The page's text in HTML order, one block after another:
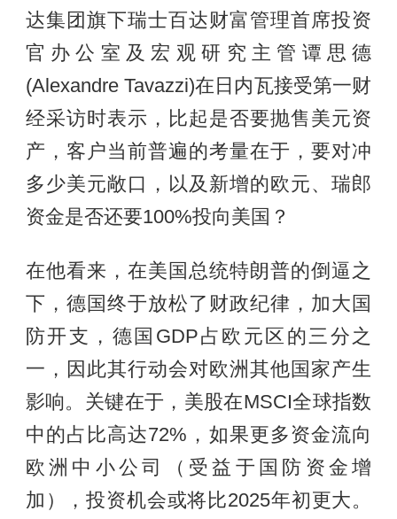
达集团旗下瑞士百达财富管理首席投资
官办公室及宏观研究主管谭思德
(Alexandre Tavazzi)在日内瓦接受第一财
经采访时表示，比起是否要抛售美元资
产，客户当前普遍的考量在于，要对冲
多少美元敞口，以及新增的欧元、瑞郎
资金是否还要100%投向美国？
在他看来，在美国总统特朗普的倒逼之
下，德国终于放松了财政纪律，加大国
防开支，德国GDP占欧元区的三分之
一，因此其行动会对欧洲其他国家产生
影响。关键在于，美股在MSCI全球指数
中的占比高达72%，如果更多资金流向
欧洲中小公司（受益于国防资金增
加），投资机会或将比2025年初更大。